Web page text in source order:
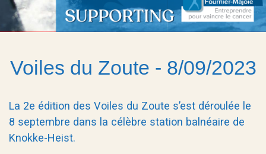
Voiles du Zoute - 8/09/2023
La 2e édition des Voiles du Zoute s’est déroulée le
8 septembre dans la célèbre station balnéaire de
Knokke-Heist.